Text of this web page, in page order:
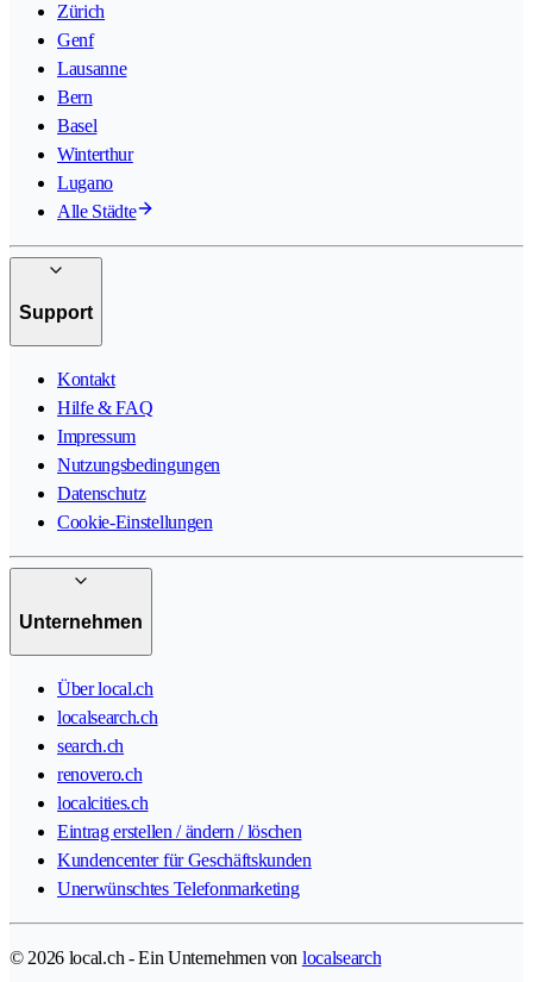
Zürich
Genf
Lausanne
Bern
Basel
Winterthur
Lugano
Alle Städte
Support
Kontakt
Hilfe & FAQ
Impressum
Nutzungsbedingungen
Datenschutz
Cookie-Einstellungen
Unternehmen
Über local.ch
localsearch.ch
search.ch
renovero.ch
localcities.ch
Eintrag erstellen / ändern / löschen
Kundencenter für Geschäftskunden
Unerwünschtes Telefonmarketing
© 2026 local.ch - Ein Unternehmen von localsearch